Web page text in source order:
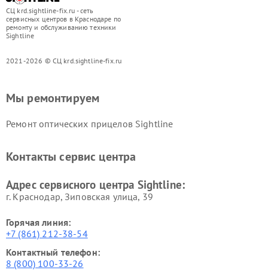
СЦ krd.sightline-fix.ru - сеть
сервисных центров в Краснодаре по
ремонту и обслуживанию техники
Sightline
2021-2026 © СЦ krd.sightline-fix.ru
Мы ремонтируем
Ремонт оптических прицелов Sightline
Контакты сервис центра
Адрес сервисного центра Sightline:
г. Краснодар, Зиповская улица, 39
Горячая линия:
+7 (861) 212-38-54
Контактный телефон:
8 (800) 100-33-26